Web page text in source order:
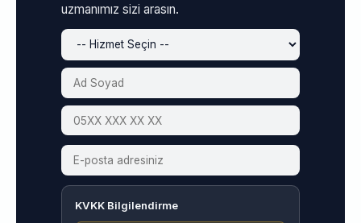
uzmanımız sizi arasın.
KVKK Bilgilendirme